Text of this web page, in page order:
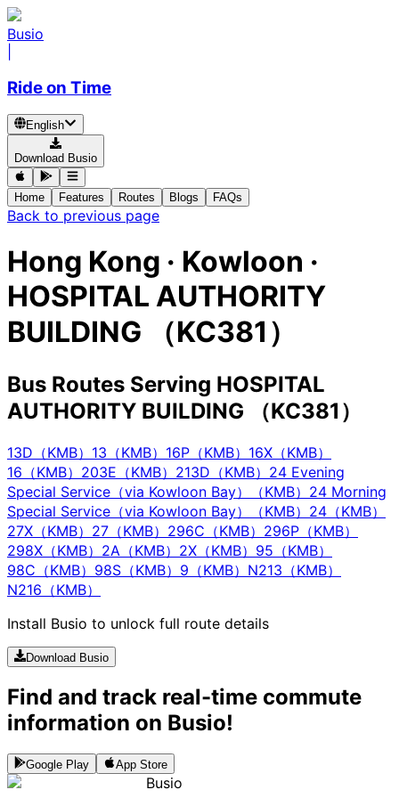
Busio
Ride on Time
English
Download Busio
Home Features Routes Blogs FAQs
Back to previous page
Hong Kong · Kowloon ·
HOSPITAL AUTHORITY
BUILDING （KC381）
Bus Routes Serving HOSPITAL
AUTHORITY BUILDING （KC381）
13D（KMB） 13（KMB） 16P（KMB） 16X（KMB）
16（KMB） 203E（KMB） 213D（KMB） 24 Evening
Special Service（via Kowloon Bay）（KMB） 24 Morning
Special Service（via Kowloon Bay）（KMB） 24（KMB）
27X（KMB） 27（KMB） 296C（KMB） 296P（KMB）
298X（KMB） 2A（KMB） 2X（KMB） 95（KMB）
98C（KMB） 98S（KMB） 9（KMB） N213（KMB）
N216（KMB）
Install Busio to unlock full route details
Download Busio
Find and track real-time commute
information on Busio!
Google Play App Store
Busio